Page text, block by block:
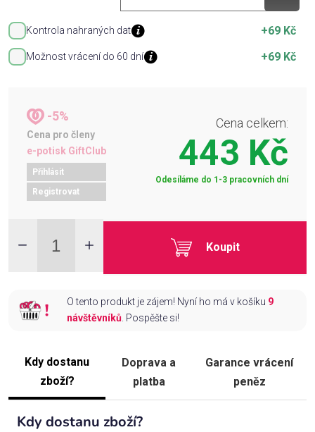
Kontrola nahraných dat +69 Kč
Možnost vrácení do 60 dní +69 Kč
-5%
Cena pro členy
e-potisk GiftClub
Přihlásit
Registrovat
Cena celkem:
443 Kč
Odesíláme do 1-3 pracovních dní
Koupit
O tento produkt je zájem! Nyní ho má v košíku 9
návštěvníků. Pospěšte si!
Kdy dostanu
zboží?
Doprava a
platba
Garance vrácení
peněz
Kdy dostanu zboží?